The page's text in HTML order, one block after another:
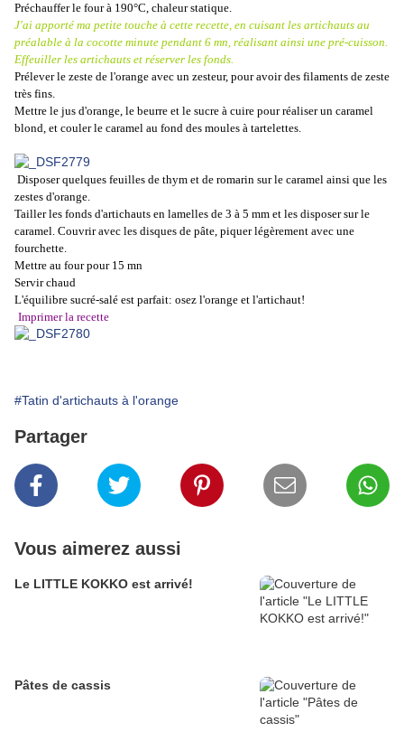
Préchauffer le four à 190°C, chaleur statique.
J'ai apporté ma petite touche à cette recette, en cuisant les artichauts au
préalable à la cocotte minute pendant 6 mn, réalisant ainsi une pré-cuisson.
Effeuiller les artichauts et réserver les fonds.
Prélever le zeste de l'orange avec un zesteur, pour avoir des filaments de zeste
très fins.
Mettre le jus d'orange, le beurre et le sucre à cuire pour réaliser un caramel
blond, et couler le caramel au fond des moules à tartelettes.
Disposer quelques feuilles de thym et de romarin sur le caramel ainsi que les
zestes d'orange.
Tailler les fonds d'artichauts en lamelles de 3 à 5 mm et les disposer sur le
caramel. Couvrir avec les disques de pâte, piquer légèrement avec une
fourchette.
Mettre au four pour 15 mn
Servir chaud
L'équilibre sucré-salé est parfait: osez l'orange et l'artichaut!
Imprimer la recette
#Tatin d'artichauts à l'orange
Partager
Vous aimerez aussi
Le LITTLE KOKKO est arrivé!
Pâtes de cassis